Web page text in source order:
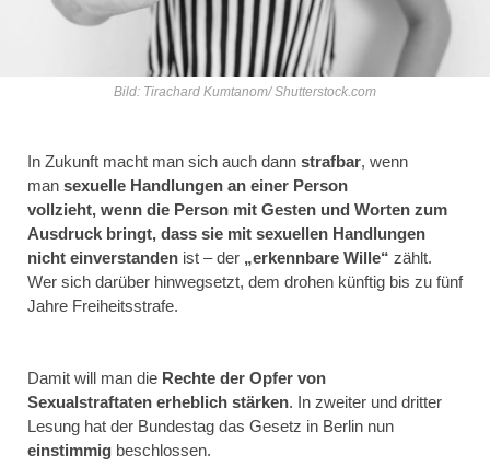
Bild: Tirachard Kumtanom/ Shutterstock.com
In Zukunft macht man sich auch dann strafbar, wenn
man sexuelle Handlungen an einer Person
vollzieht, wenn die Person mit Gesten und Worten zum
Ausdruck bringt, dass sie mit sexuellen Handlungen
nicht einverstanden ist – der „erkennbare Wille“ zählt.
Wer sich darüber hinwegsetzt, dem drohen künftig bis zu fünf
Jahre Freiheitsstrafe.
Damit will man die Rechte der Opfer von
Sexualstraftaten erheblich stärken. In zweiter und dritter
Lesung hat der Bundestag das Gesetz in Berlin nun
einstimmig beschlossen.